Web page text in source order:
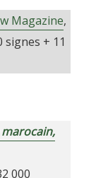
Magazine,
signes + 11
000